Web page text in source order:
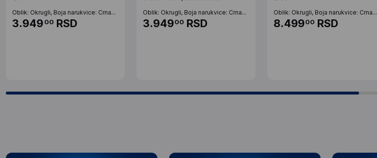
Oblik: Okrugli, Boja narukvice: Crna...
3.94900 RSD
Oblik: Okrugli, Boja narukvice: Crna...
3.94900 RSD
Oblik: Okrugli, Boja narukvice: Crna...
8.49900 RSD